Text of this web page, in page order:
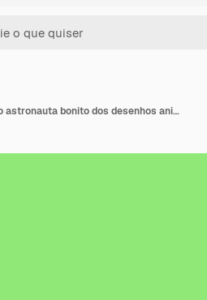
Ilustração de ícone de vetor de saudação astronauta bonito dos desenhos animados. Conceito de ícone de tecnologia de ciência isolado